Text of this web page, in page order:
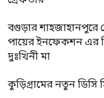
বগুড়ার শাহজাহানপুরে
পায়ের ইনফেকশন এর
দুঃখিনী মা
কুড়িগ্রামের নতুন ডিসি